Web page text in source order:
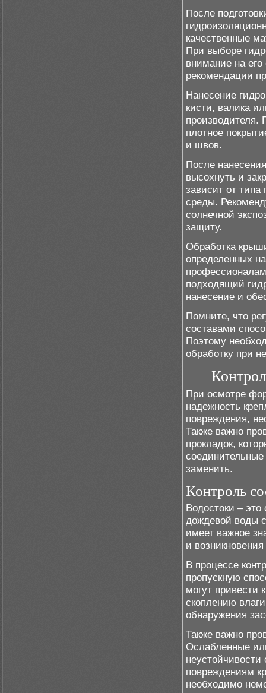
После
качественные
При выборе
внимание на
рекомендации
Нанесение
кисти, валика
производителя.
плотное
и швов.
После
высохнуть и
зависит от
среды.
солнечной
защиту.
Обработка
определенных
подходящий
нанесение и
Помните, что
составами
Поэтому
обработку при
При осмотре
надежность
повреждения,
Также важно
прокладок,
заменить.
Контроль
Водостоки –
дождевой воды
имеет важное
и возникновения
В процессе
пропускную
могут привести
скоплению
обнаружения
Также важно
Ослабленные
повреждениям
необходимо